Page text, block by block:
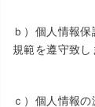
ｂ）個人情報
規範を遵守致し
ｃ）個人情報